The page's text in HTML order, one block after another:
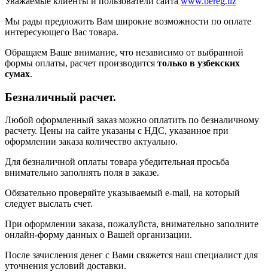
Мы рады предложить Вам широкие возможности по оплате
интересующего Вас товара.
Обращаем Ваше внимание, что независимо от выбранной
формы оплаты, расчет производится только в узбекских
сумах.
Безналичный расчет.
Любой оформленный заказ можно оплатить по безналичному
расчету. Цены на сайте указаны с НДС, указанное при
оформлении заказа количество актуально.
Для безналичной оплаты товара убедительная просьба
внимательно заполнять поля в заказе.
Обязательно проверяйте указываемый e-mail, на который
следует выслать счет.
При оформлении заказа, пожалуйста, внимательно заполните
онлайн-форму данных о Вашей организации.
После зачисления денег с Вами свяжется наш специалист для
уточнения условий доставки.